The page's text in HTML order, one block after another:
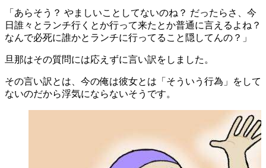
「あらそう？ やましいことしてないのね？ だったらさ、今
日誰々とランチ行くとか行って来たとか普通に言えるよね？
なんで必死に誰かとランチに行ってること隠してんの？」
旦那はその質問には応えずに言い訳をしました。
その言い訳とは、今の俺は彼女とは「そういう行為」をして
ないのだから浮気にならないそうです。